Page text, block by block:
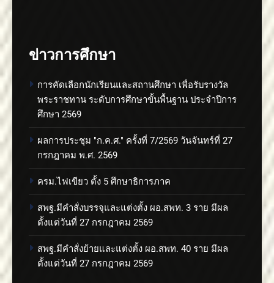
ข่าวการศึกษา
การคัดเลือกนักเรียนและสถานศึกษา เพื่อรับรางวัล
พระราชทาน ระดับการศึกษาขั้นพื้นฐาน ประจำปีการ
ศึกษา 2569
ผลการประชุม "ก.ค.ศ." ครั้งที่ 7/2569 วันจันทร์ที่ 27
กรกฎาคม พ.ศ. 2569
ครม.ไฟเขียว ตั้ง 5 ศึกษาธิการภาค
สพฐ.มีคำสั่งบรรจุและแต่งตั้ง ผอ.สพท. 3 ราย มีผล
ตั้งแต่วันที่ 27 กรกฎาคม 2569
สพฐ.มีคำสั่งย้ายและแต่งตั้ง ผอ.สพท. 40 ราย มีผล
ตั้งแต่วันที่ 27 กรกฎาคม 2569